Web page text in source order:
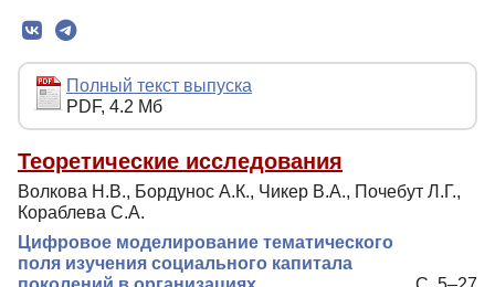
Редколлегия
Редакционная политика
Индексирование
Для авторов
Рубрики
Подписка
Контакты
Полный текст выпуска
PDF, 4.2 Мб
Теоретические исследования
Волкова Н.В., Бордунос А.К., Чикер В.А., Почебут Л.Г.,
Кораблева С.А.
Цифровое моделирование тематического
поля изучения социального капитала